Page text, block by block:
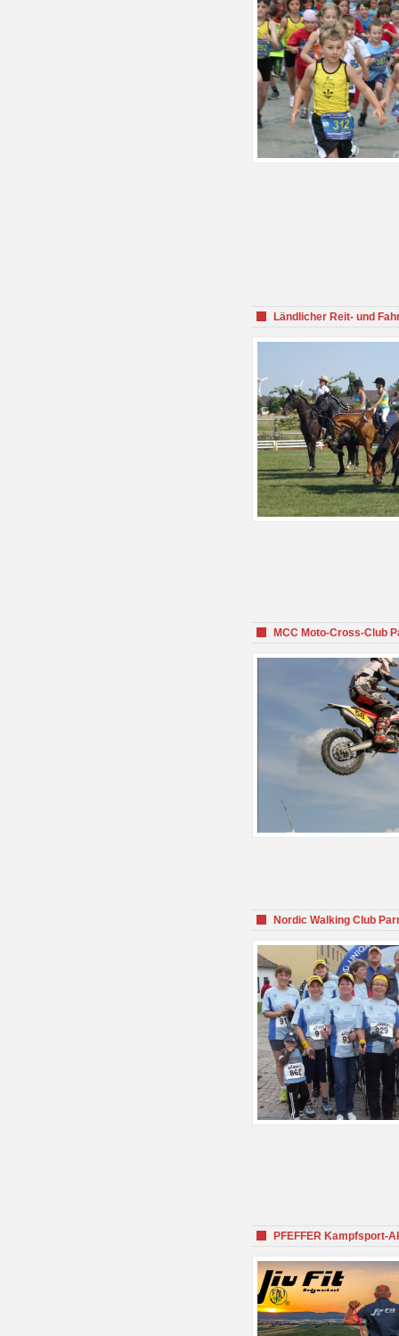
Ländlicher Reit- und
MCC Moto-Cross-Club
Nordic Walking Club
PFEFFER Kampfsport-